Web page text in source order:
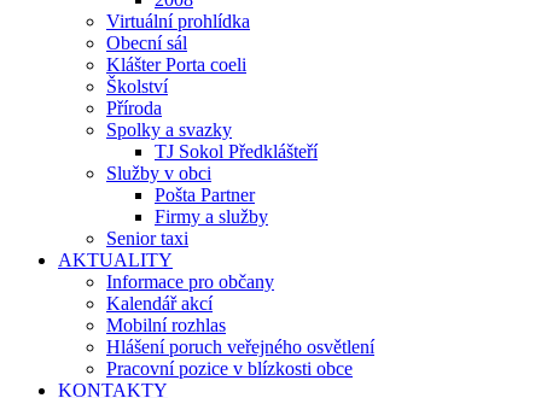
Virtuální prohlídka
Obecní sál
Klášter Porta coeli
Školství
Příroda
Spolky a svazky
TJ Sokol Předklášteří
Služby v obci
Pošta Partner
Firmy a služby
Senior taxi
AKTUALITY
Informace pro občany
Kalendář akcí
Mobilní rozhlas
Hlášení poruch veřejného osvětlení
Pracovní pozice v blízkosti obce
KONTAKTY